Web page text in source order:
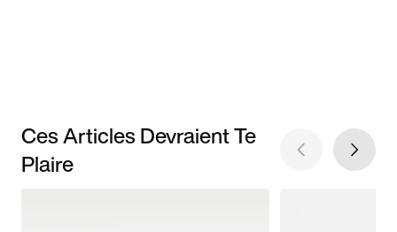
Ces Articles Devraient Te
Plaire